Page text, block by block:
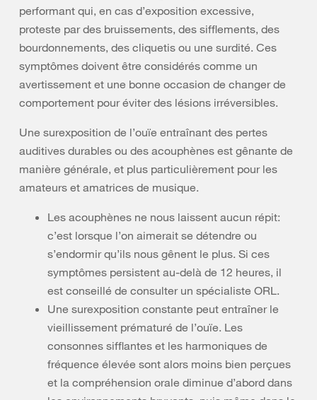
performant qui, en cas d’exposition excessive,
proteste par des bruissements, des sifflements, des
bourdonnements, des cliquetis ou une surdité. Ces
symptômes doivent être considérés comme un
avertissement et une bonne occasion de changer de
comportement pour éviter des lésions irréversibles.
Une surexposition de l’ouïe entraînant des pertes
auditives durables ou des acouphènes est gênante de
manière générale, et plus particulièrement pour les
amateurs et amatrices de musique.
Les acouphènes ne nous laissent aucun répit:
c’est lorsque l’on aimerait se détendre ou
s’endormir qu’ils nous gênent le plus. Si ces
symptômes persistent au-delà de 12 heures, il
est conseillé de consulter un spécialiste ORL.
Une surexposition constante peut entraîner le
vieillissement prématuré de l’ouïe. Les
consonnes sifflantes et les harmoniques de
fréquence élevée sont alors moins bien perçues
et la compréhension orale diminue d’abord dans